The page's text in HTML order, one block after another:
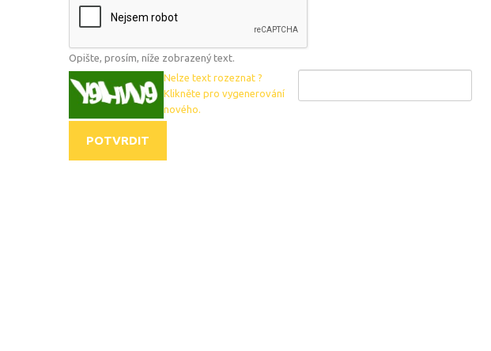
Opište, prosím, níže zobrazený text.
Nelze text rozeznat ?
Klikněte pro vygenerování
nového.
POTVRDIT